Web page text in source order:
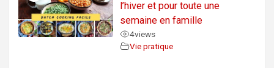
l’hiver et pour toute une
semaine en famille
4views
Vie pratique